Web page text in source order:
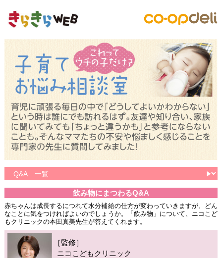
飲み物にまつわるQ&A
赤ちゃんは成長するにつれて水分補給の仕方が変わっていきますが、どん
なことに気をつければよいのでしょうか。「飲み物」について、ニコこど
もクリニックの本田真美先生が答えてくれます。
［監修］
ニコこどもクリニック